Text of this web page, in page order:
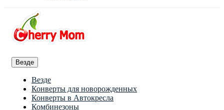
Везде
Везде
Конверты для новорожденных
Конверты в Автокресла
Комбинезоны